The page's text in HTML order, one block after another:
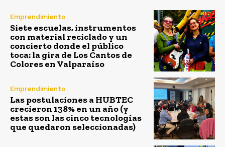
Emprendimiento
Siete escuelas, instrumentos
con material reciclado y un
concierto donde el público
toca: la gira de Los Cantos de
Colores en Valparaíso
Emprendimiento
Las postulaciones a HUBTEC
crecieron 138% en un año (y
estas son las cinco tecnologías
que quedaron seleccionadas)